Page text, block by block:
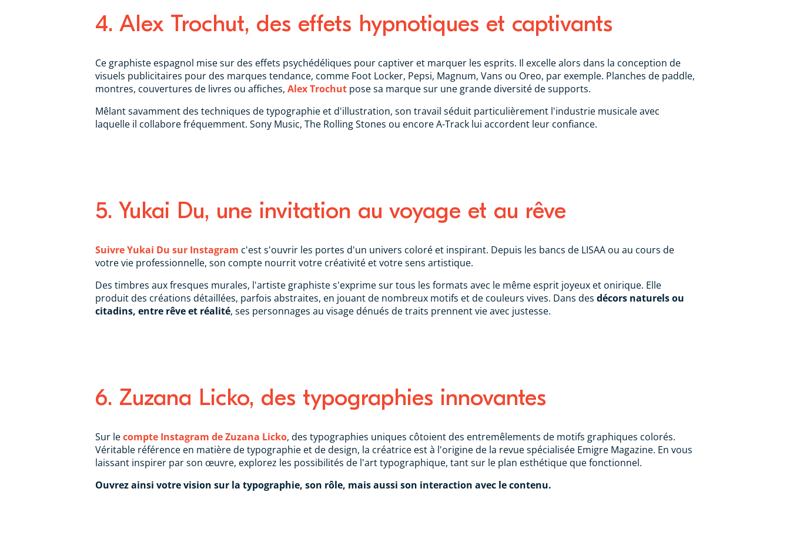
4. Alex Trochut, des effets hypnotiques et captivants
Ce graphiste espagnol mise sur des effets psychédéliques pour captiver et marquer les esprits. Il excelle alors dans la conception de
visuels publicitaires pour des marques tendance, comme Foot Locker, Pepsi, Magnum, Vans ou Oreo, par exemple. Planches de paddle,
montres, couvertures de livres ou affiches, Alex Trochut pose sa marque sur une grande diversité de supports.
Mêlant savamment des techniques de typographie et d'illustration, son travail séduit particulièrement l'industrie musicale avec
laquelle il collabore fréquemment. Sony Music, The Rolling Stones ou encore A-Track lui accordent leur confiance.
5. Yukai Du, une invitation au voyage et au rêve
Suivre Yukai Du sur Instagram c'est s'ouvrir les portes d'un univers coloré et inspirant. Depuis les bancs de LISAA ou au cours de
votre vie professionnelle, son compte nourrit votre créativité et votre sens artistique.
Des timbres aux fresques murales, l'artiste graphiste s'exprime sur tous les formats avec le même esprit joyeux et onirique. Elle
produit des créations détaillées, parfois abstraites, en jouant de nombreux motifs et de couleurs vives. Dans des décors naturels ou
citadins, entre rêve et réalité, ses personnages au visage dénués de traits prennent vie avec justesse.
6. Zuzana Licko, des typographies innovantes
Sur lecompte Instagram de Zuzana Licko, des typographies uniques côtoient des entremêlements de motifs graphiques colorés.
Véritable référence en matière de typographie et de design, la créatrice est à l'origine de la revue spécialisée Emigre Magazine. En vous
laissant inspirer par son œuvre, explorez les possibilités de l'art typographique, tant sur le plan esthétique que fonctionnel.
Ouvrez ainsi votre vision sur la typographie, son rôle, mais aussi son interaction avec le contenu.